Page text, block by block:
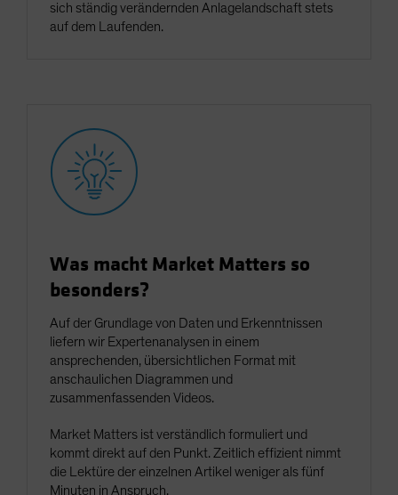
sich ständig verändernden Anlagelandschaft stets
auf dem Laufenden.
Was macht Market Matters so
besonders?
Auf der Grundlage von Daten und Erkenntnissen
liefern wir Expertenanalysen in einem
ansprechenden, übersichtlichen Format mit
anschaulichen Diagrammen und
zusammenfassenden Videos.
Market Matters ist verständlich formuliert und
kommt direkt auf den Punkt. Zeitlich effizient nimmt
die Lektüre der einzelnen Artikel weniger als fünf
Minuten in Anspruch.